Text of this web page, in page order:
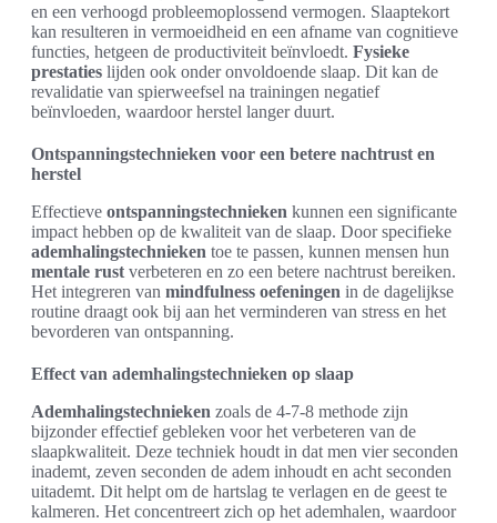
en een verhoogd probleemoplossend vermogen. Slaaptekort
kan resulteren in vermoeidheid en een afname van cognitieve
functies, hetgeen de productiviteit beïnvloedt. Fysieke
prestaties lijden ook onder onvoldoende slaap. Dit kan de
revalidatie van spierweefsel na trainingen negatief
beïnvloeden, waardoor herstel langer duurt.
Ontspanningstechnieken voor een betere nachtrust en
herstel
Effectieve ontspanningstechnieken kunnen een significante
impact hebben op de kwaliteit van de slaap. Door specifieke
ademhalingstechnieken toe te passen, kunnen mensen hun
mentale rust verbeteren en zo een betere nachtrust bereiken.
Het integreren van mindfulness oefeningen in de dagelijkse
routine draagt ook bij aan het verminderen van stress en het
bevorderen van ontspanning.
Effect van ademhalingstechnieken op slaap
Ademhalingstechnieken zoals de 4-7-8 methode zijn
bijzonder effectief gebleken voor het verbeteren van de
slaapkwaliteit. Deze techniek houdt in dat men vier seconden
inademt, zeven seconden de adem inhoudt en acht seconden
uitademt. Dit helpt om de hartslag te verlagen en de geest te
kalmeren. Het concentreert zich op het ademhalen, waardoor